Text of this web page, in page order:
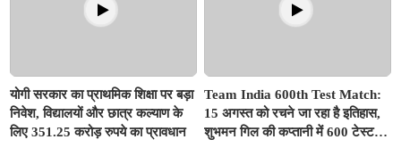
योगी सरकार का प्राथमिक शिक्षा पर बड़ा
निवेश, विद्यालयों और छात्र कल्याण के
लिए 351.25 करोड़ रुपये का प्रावधान
Team India 600th Test Match:
15 अगस्त को रचने जा रहा है इतिहास,
शुभमन गिल की कप्तानी में 600 टेस्ट